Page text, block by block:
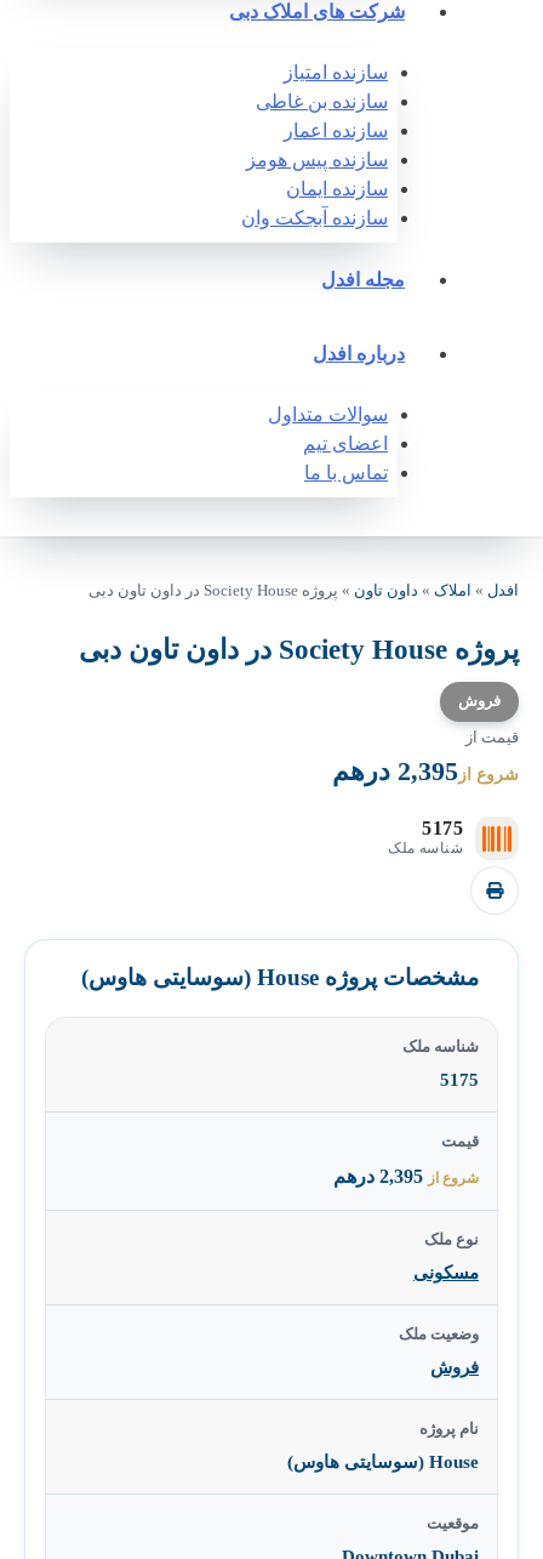
شرکت های املاک دبی
سازنده امتیاز
سازنده بن غاطی
سازنده اعمار
سازنده پیس هومز
سازنده ایمان
سازنده آبجکت وان‎
مجله افدل
درباره افدل
سوالات متداول
اعضای تیم
تماس با ما
افدل» املاک» داون تاون» پروژه Society House در داون تاون دبی
پروژه Society House در داون تاون دبی
فروش
قیمت از
شروع از 2,395 درهم
5175
شناسه ملک
مشخصات پروژه House (سوسایتی هاوس)
شناسه ملک
5175
قیمت
شروع از 2,395 درهم
نوع ملک
مسکونی
وضعیت ملک
فروش
نام پروژه
House (سوسایتی هاوس)
موقعیت